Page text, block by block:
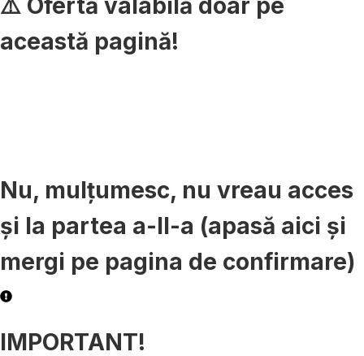
⚠️ Ofertă valabilă doar pe
această pagină!
Nu, mulțumesc, nu vreau acces
și la partea a-II-a (apasă aici și
mergi pe pagina de confirmare)
IMPORTANT!